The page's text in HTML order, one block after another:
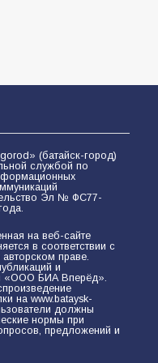
(батайск-город)
службой по
Эл № ФС77-
на веб-сайте
в соответствии с
праве.
и
«ООО БИА Вперёд».
на www.bataysk-
должны
нормы при
предложений и